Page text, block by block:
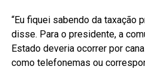
“Eu fiquei sabendo da taxação
disse. Para o presidente, a
Estado deveria ocorrer por
como telefonemas ou